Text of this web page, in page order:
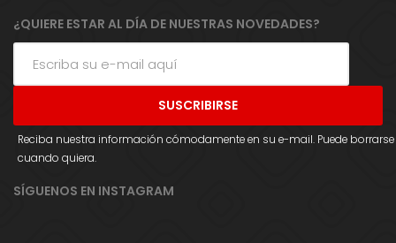
¿QUIERE ESTAR AL DÍA DE NUESTRAS NOVEDADES?
Reciba nuestra información cómodamente en su e-mail. Puede borrarse
cuando quiera.
SÍGUENOS EN INSTAGRAM